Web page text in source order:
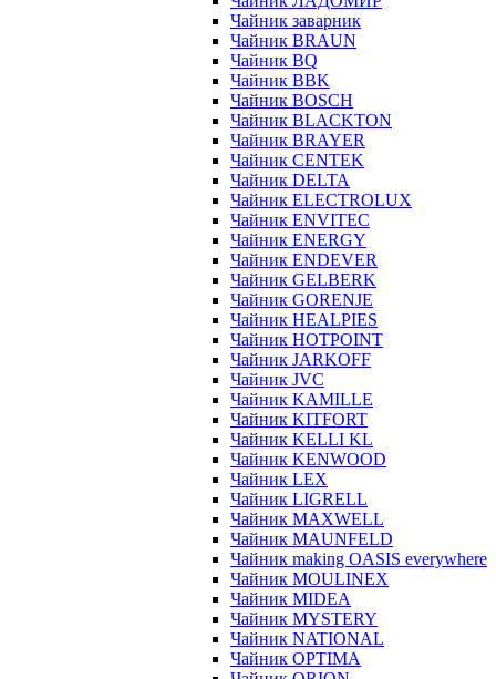
Чайник заварник
Чайник BRAUN
Чайник BQ
Чайник BBK
Чайник BOSCH
Чайник BLACKTON
Чайник BRAYER
Чайник CENTEK
Чайник DELTA
Чайник ELECTROLUX
Чайник ENVITEC
Чайник ENERGY
Чайник ENDEVER
Чайник GELBERK
Чайник GORENJE
Чайник HEALPIES
Чайник HOTPOINT
Чайник JARKOFF
Чайник JVC
Чайник KAMILLE
Чайник KITFORT
Чайник KELLI KL
Чайник KENWOOD
Чайник LEX
Чайник LIGRELL
Чайник MAXWELL
Чайник MAUNFELD
Чайник making OASIS everywhere
Чайник MOULINEX
Чайник MIDEA
Чайник MYSTERY
Чайник NATIONAL
Чайник OPTIMA